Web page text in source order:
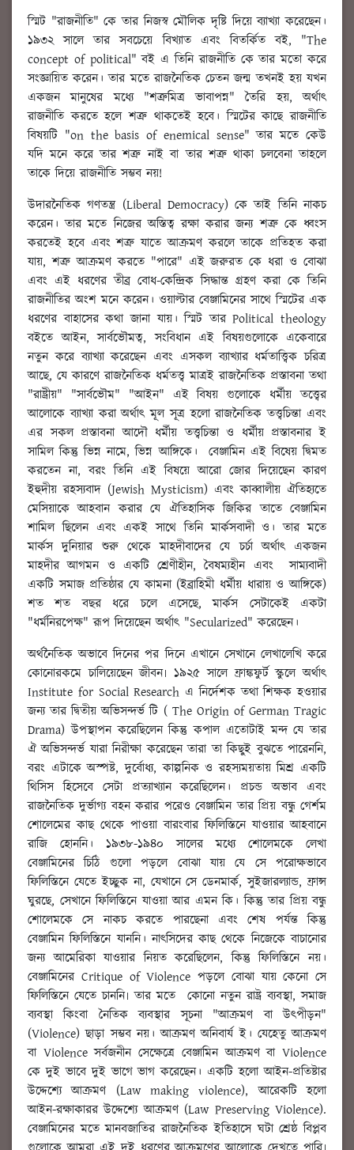
স্মিট "রাজনীতি" কে তার নিজস্ব মৌলিক দৃষ্টি দিয়ে ব্যাখ্যা করেছেন।
১৯৩২ সালে তার সবচেয়ে বিখ্যাত এবং বিতর্কিত বই, "The
concept of political" বই এ তিনি রাজনীতি কে তার মতো করে
সংজ্ঞায়িত করেন। তার মতে রাজনৈতিক চেতন জন্ম তখনই হয় যখন
একজন মানুষের মধ্যে "শত্রুমিত্র ভাবাপন্ন" তৈরি হয়, অর্থাৎ
রাজনীতি করতে হলে শত্রু থাকতেই হবে। স্মিটের কাছে রাজনীতি
বিষয়টি "on the basis of enemical sense" তার মতে কেউ
যদি মনে করে তার শত্রু নাই বা তার শত্রু থাকা চলবেনা তাহলে
তাকে দিয়ে রাজনীতি সম্ভব নয়!
উদারনৈতিক গণতন্ত্র (Liberal Democracy) কে তাই তিনি নাকচ
করেন। তার মতে নিজের অস্তিত্ব রক্ষা করার জন্য শত্রু কে ধ্বংস
করতেই হবে এবং শত্রু যাতে আক্রমণ করলে তাকে প্রতিহত করা
যায়, শত্রু আক্রমণ করতে "পারে" এই জরুরত কে ধরা ও বোঝা
এবং এই ধরণের তীব্র বোধ-কেন্দ্রিক সিদ্ধান্ত গ্রহণ করা কে তিনি
রাজনীতির অংশ মনে করেন। ওয়াল্টার বেঞ্জামিনের সাথে স্মিটের এক
ধরণের বাহাসের কথা জানা যায়। স্মিট তার Political theology
বইতে আইন, সার্বভৌমত্ব, সংবিধান এই বিষয়গুলোকে একেবারে
নতুন করে ব্যাখ্যা করেছেন এবং এসকল ব্যাখ্যার ধর্মতাত্ত্বিক চরিত্র
আছে, যে কারণে রাজনৈতিক ধর্মতত্ত্ব মাত্রই রাজনৈতিক প্রস্তাবনা তথা
"রাষ্ট্রীয়" "সার্বভৌম" "আইন" এই বিষয় গুলোকে ধর্মীয় তত্ত্বের
আলোকে ব্যাখ্যা করা অর্থাৎ মূল সূত্র হলো রাজনৈতিক তত্ত্বচিন্তা এবং
এর সকল প্রস্তাবনা আদৌ ধর্মীয় তত্ত্বচিন্তা ও ধর্মীয় প্রস্তাবনার ই
সামিল কিন্তু ভিন্ন নামে, ভিন্ন আঙ্গিকে। বেঞ্জামিন এই বিষেয় দ্বিমত
করতেন না, বরং তিনি এই বিষয়ে আরো জোর দিয়েছেন কারণ
ইহুদীয় রহস্যবাদ (Jewish Mysticism) এবং কাব্বালীয় ঐতিহ্যতে
মেসিয়াকে আহবান করার যে ঐতিহাসিক জিকির তাতে বেঞ্জামিন
শামিল ছিলেন এবং একই সাথে তিনি মার্কসবাদী ও। তার মতে
মার্কস দুনিয়ার শুরু থেকে মাহদীবাদের যে চর্চা অর্থাৎ একজন
মাহদীর আগমন ও একটি শ্রেণীহীন, বৈষম্যহীন এবং সাম্যবাদী
একটি সমাজ প্রতিষ্ঠার যে কামনা (ইব্রাহিমী ধর্মীয় ধারায় ও আঙ্গিকে)
শত শত বছর ধরে চলে এসেছে, মার্কস সেটাকেই একটা
"ধর্মনিরপেক্ষ" রূপ দিয়েছেন অর্থাৎ "Secularized" করেছেন।
অর্থনৈতিক অভাবে দিনের পর দিনে এখানে সেখানে লেখালেখি করে
কোনোরকমে চালিয়েছেন জীবন৷ ১৯২৫ সালে ফ্রাঙ্কফুর্ট স্কুলে অর্থাৎ
Institute for Social Research এ নির্দেশক তথা শিক্ষক হওয়ার
জন্য তার দ্বিতীয় অভিসন্দর্ভ টি ( The Origin of German Tragic
Drama) উপস্থাপন করেছিলেন কিন্তু কপাল এতোটাই মন্দ যে তার
ঐ অভিসন্দর্ভ যারা নিরীক্ষা করেছেন তারা তা কিছুই বুঝতে পারেননি,
বরং এটাকে অস্পষ্ট, দুর্বোধ্য, কাল্পনিক ও রহস্যময়তায় মিশ্র একটি
থিসিস হিসেবে সেটা প্রত্যাখ্যান করেছিলেন। প্রচন্ড অভাব এবং
রাজনৈতিক দুর্ভাগ্য বহন করার পরেও বেঞ্জামিন তার প্রিয় বন্ধু গের্শম
শোলেমের কাছ থেকে পাওয়া বারংবার ফিলিস্তিনে যাওয়ার আহবানে
রাজি হোননি। ১৯৩৮-১৯৪০ সালের মধ্যে শোলেমকে লেখা
বেঞ্জামিনের চিঠি গুলো পড়লে বোঝা যায় যে সে পরোক্ষভাবে
ফিলিস্তিনে যেতে ইচ্ছুক না, যেখানে সে ডেনমার্ক, সুইজারল্যান্ড, ফ্রান্স
ঘুরছে, সেখানে ফিলিস্তিনে যাওয়া আর এমন কি। কিন্তু তার প্রিয় বন্ধু
শোলেমকে সে নাকচ করতে পারছেনা এবং শেষ পর্যন্ত কিন্তু
বেঞ্জামিন ফিলিস্তিনে যাননি। নাৎসিদের কাছ থেকে নিজেকে বাচানোর
জন্য আমেরিকা যাওয়ার নিয়ত করেছিলেন, কিন্তু ফিলিস্তিনে নয়।
বেঞ্জামিনের Critique of Violence পড়লে বোঝা যায় কেনো সে
ফিলিস্তিনে যেতে চাননি৷ তার মতে কোনো নতুন রাষ্ট্র ব্যবস্থা, সমাজ
ব্যবস্থা কিংবা নৈতিক ব্যবস্থার সূচনা "আক্রমণ বা উৎপীড়ন"
(Violence) ছাড়া সম্ভব নয়। আক্রমণ অনিবার্য ই। যেহেতু আক্রমণ
বা Violence সর্বজনীন সেক্ষেত্রে বেঞ্জামিন আক্রমণ বা Violence
কে দুই ভাবে দুই ভাগে ভাগ করেছেন। একটি হলো আইন-প্রতিষ্টার
উদ্দেশ্যে আক্রমণ (Law making violence), আরেকটি হলো
আইন-রক্ষাকারর উদ্দেশ্যে আক্রমণ (Law Preserving Violence).
বেঞ্জামিনের মতে মানবজাতির রাজনৈতিক ইতিহাসে ঘটা শ্রেষ্ঠ বিপ্লব